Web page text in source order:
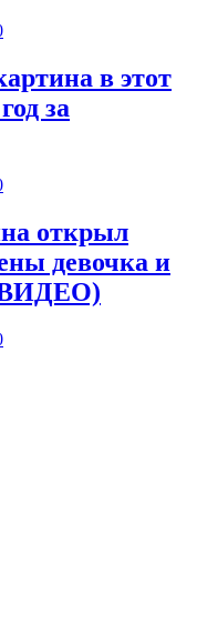
в этот
за
открыл
девочка и
(ВИДЕО)